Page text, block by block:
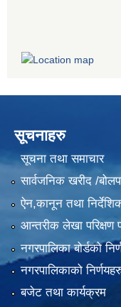
सूचनाहरु
सूचना तथा समाचार
सार्वजनिक खरीद /
ऐन,कानून तथा
आन्तरीक लेखा परिक्षण
नगरपालिका बोर्डको
नगरपालिकाको
बजेट तथा कार्यक्रम